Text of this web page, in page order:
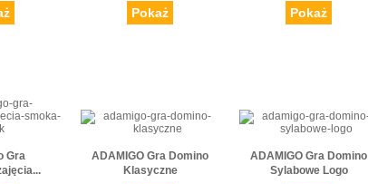
Pokaż Pokaż
Gra
ADAMIGO Gra Domino
Klasyczne
ADAMIGO Gra Domino
Sylabowe Logo